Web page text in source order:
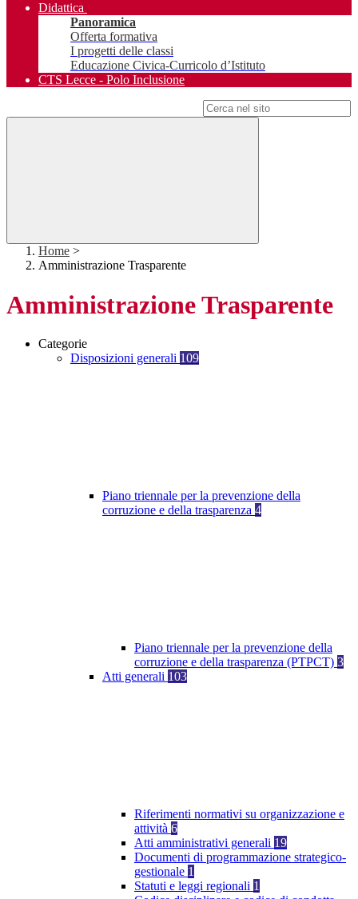
Didattica
Panoramica
Offerta formativa
I progetti delle classi
Educazione Civica-Curricolo d’Istituto
CTS Lecce - Polo Inclusione
Home >
Amministrazione Trasparente
Amministrazione Trasparente
Categorie
Disposizioni generali 109
Piano triennale per la prevenzione della
corruzione e della trasparenza 4
Piano triennale per la prevenzione della
corruzione e della trasparenza (PTPCT) 3
Atti generali 103
Riferimenti normativi su organizzazione e
attività 6
Atti amministrativi generali 19
Documenti di programmazione strategico-
gestionale 1
Statuti e leggi regionali 1